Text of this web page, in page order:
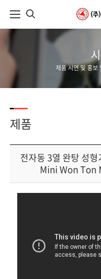
제품 시연 및 홍보
제품
전자동 3열 완탕 성
Mini Won Ton